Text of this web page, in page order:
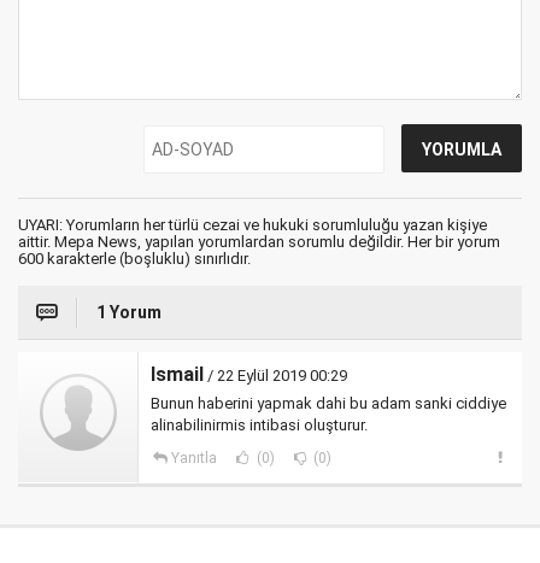
UYARI: Yorumların her türlü cezai ve hukuki sorumluluğu yazan kişiye
aittir. Mepa News, yapılan yorumlardan sorumlu değildir. Her bir yorum
600 karakterle (boşluklu) sınırlıdır.
1 Yorum
Ismail / 22 Eylül 2019 00:29
Bunun haberini yapmak dahi bu adam sanki ciddiye
alinabilinirmis intibasi oluşturur.
Yanıtla (0) (0)